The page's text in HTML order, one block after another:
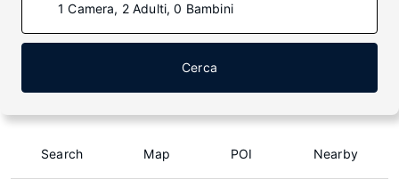
1 Camera, 2 Adulti, 0 Bambini
Cerca
Search Map POI Nearby